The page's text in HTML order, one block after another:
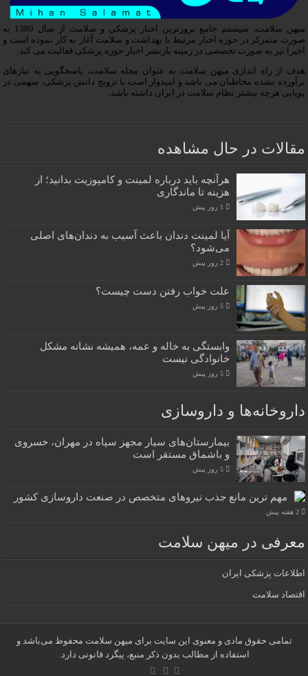
میهن سلامت، سیستم جامع بروزترین اخبار پزشکی و سلامت از سال 1389 به
صورت متمرکز در حوزه اخبار مرتبط با بهداشت و سلامت آغاز به کار نموده است و
اخیرا نیز به صورت تخصصی در زمینه بازنشر اخبار حوزه پزشکی فعالیت می کند.
هدف از راه اندازی میهن سلامت به عنوان مجله سلامت، پاسخگویی به نیازهای
برآورده نشده مخاطبان می باشد و امیدوار است با ترویج دانش پزشکی، سهمی در
پویایی هرچه بیشتر نظام سلامت در ایران داشته باشد.
مقالات در حال مشاهده
هرآنچه باید درباره لمینت و کامپوزیت بدانید؛ از
هزینه تا ماندگاری
1 روز پیش
آیا لمینت دندان باعث آسیب به دندان‌های اصلی
می‌شود؟
2 روز پیش
علت خواب رفتن دست چیست؟
5 روز پیش
وابستگی به خاله و عمه، همیشه نشانه مشکل
خانوادگی نیست
5 روز پیش
داروخانه‌ها و داروسازی
بیمارستان‌های سیار مجهز سپاه در مهران، خسروی
و باشماق مستقر است
5 روز پیش
مهم ترین مانع جذب نیروهای متخصص در صنعت داروسازی کشور
2 هفته پیش
معرفی در میهن سلامت
اطلاعات پزشکی ایران
اقتصاد سلامت
تمامی حقوق مادی و معنوی این سایت برای میهن سلامت محفوظ می‌باشد و
استفاده از مطالب بدون ذکر منبع، پیگرد قانونی دارد.